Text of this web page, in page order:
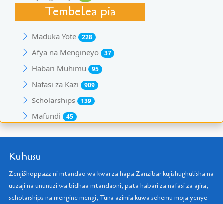
Tembelea pia
Maduka Yote 228
Afya na Mengineyo 37
Habari Muhimu 95
Nafasi za Kazi 909
Scholarships 139
Mafundi 45
Kuhusu
ZenjiShoppazz ni mtandao wa kwanza hapa Zanzibar kujishughulisha na
uuzaji na ununuzi wa bidhaa mtandaoni, pata habari za nafasi za ajira,
scholarships na mengine mengi, Tuna azimia kuwa sehemu moja yenye